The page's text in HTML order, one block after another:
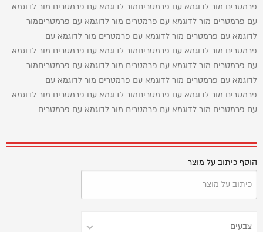
פרמטרים מור לדוגמא עם פרמטריםמור לדוגמא עם פרמטרים מור לדוגמא
עם פרמטרים מור לדוגמא עם פרמטרים מור לדוגמא עם פרמטריםמור
לדוגמא עם פרמטרים מור לדוגמא עם פרמטרים מור לדוגמא עם
פרמטרים מור לדוגמא עם פרמטריםמור לדוגמא עם פרמטרים מור לדוגמא
עם פרמטרים מור לדוגמא עם פרמטרים מור לדוגמא עם פרמטריםמור
לדוגמא עם פרמטרים מור לדוגמא עם פרמטרים מור לדוגמא עם
פרמטרים מור לדוגמא עם פרמטריםמור לדוגמא עם פרמטרים מור לדוגמא
עם פרמטרים מור לדוגמא עם פרמטרים מור לדוגמא עם פרמטרים
הוסף כיתוב על מוצר